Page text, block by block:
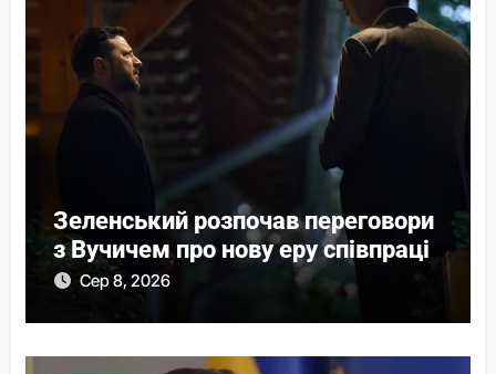
Зеленський розпочав переговори
з Вучичем про нову еру співпраці
Сер 8, 2026